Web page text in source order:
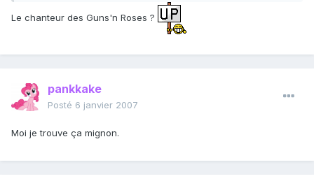
Le chanteur des Guns'n Roses ?
pankkake
Posté 6 janvier 2007
Moi je trouve ça mignon.